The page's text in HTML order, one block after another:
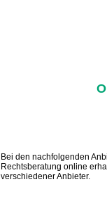
Bei den nachfolgenden
Rechtsberatung online
verschiedener Anbieter.